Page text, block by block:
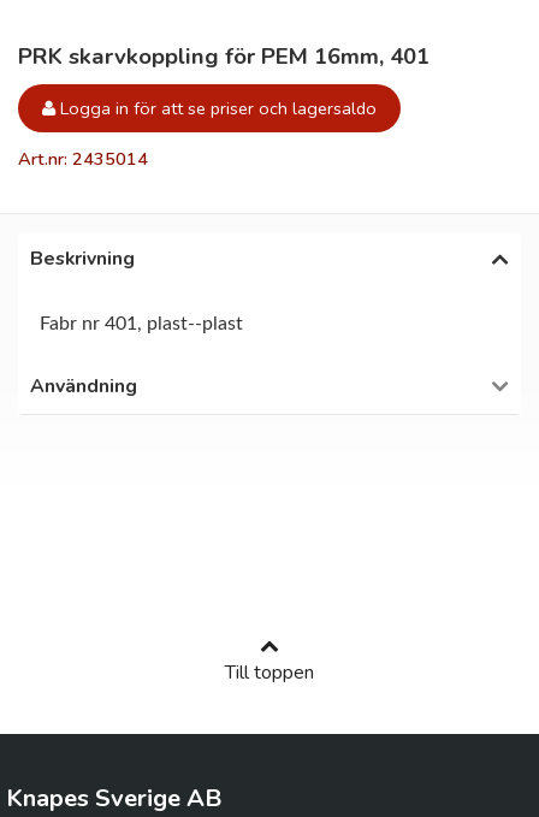
PRK skarvkoppling för PEM 16mm, 401
Logga in för att se priser och lagersaldo
Art.nr: 2435014
Beskrivning
Fabr nr 401, plast--plast
Användning
Till toppen
Knapes Sverige AB